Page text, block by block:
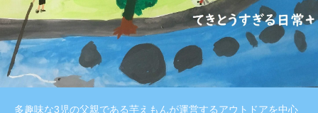
多趣味な3児の父親である芋えもんが運営するアウトドアを中心